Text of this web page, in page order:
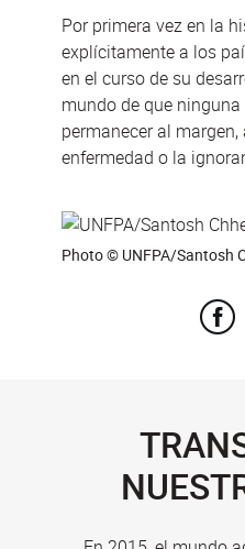
Por primera vez en la
explícitamente a los
en el curso de su
mundo de que
permanecer al
enfermedad o la
Photo © UNFPA/Santosh